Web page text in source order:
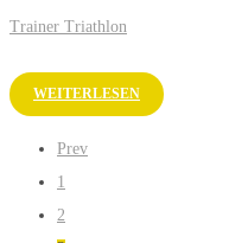
Trainer Triathlon
WEITERLESEN
Prev
1
2